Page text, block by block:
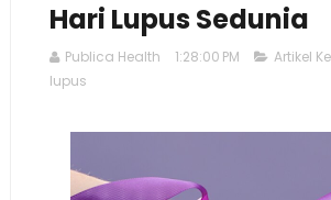
Hari Lupus Sedunia
Publica Health 1:28:00 PM Artikel
lupus